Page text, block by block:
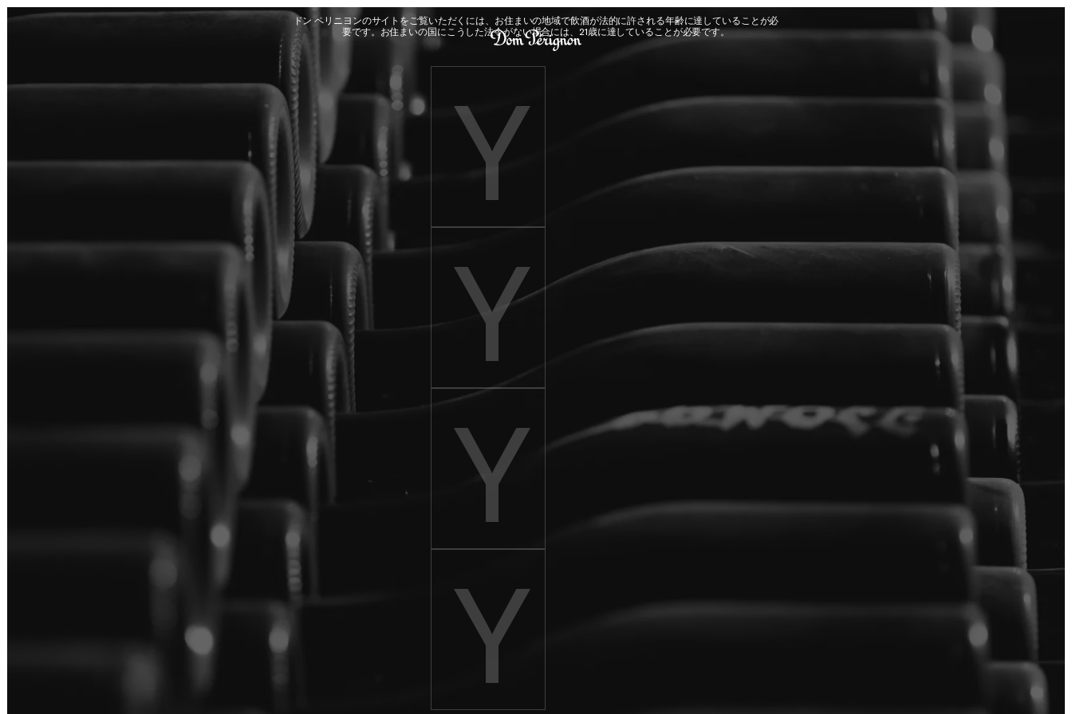
Skip to main content
Dom Pérignon
ドン ペリニヨンのサイトをご覧いただくには、お住まいの地域で飲酒が法的に許される年齢に達していることが必
要です。お住まいの国にこうした法令がない場合には、21歳に達していることが必要です。